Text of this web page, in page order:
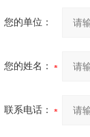
您的单位：
您的姓名：
联系电话：